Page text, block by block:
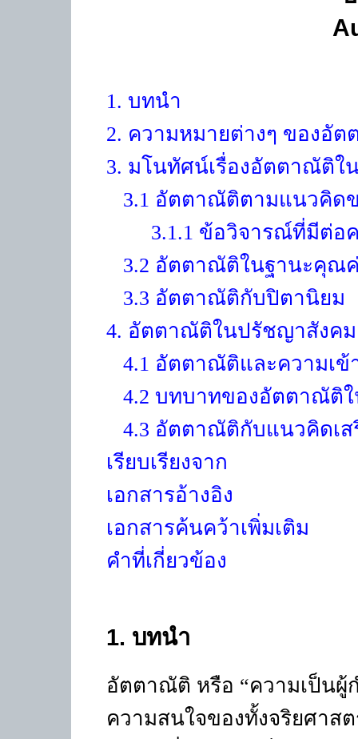
1. บทนำ
2. ความหมายต่างๆ ของอั
3. มโนทัศน์เรื่องอัตตาณัติใ
3.1 อัตตาณัติตามแนวคิด
3.1.1 ข้อวิจารณ์ที่มีต่อ
3.2 อัตตาณัติในฐานะคุณ
3.3 อัตตาณัติกับปิตานิยม
4. อัตตาณัติในปรัชญาสังคม
4.1 อัตตาณัติและความเข้
4.2 บทบาทของอัตตาณัติ
4.3 อัตตาณัติกับแนวคิดเส
เรียบเรียงจาก
เอกสารอ้างอิง
เอกสารค้นคว้าเพิ่มเติม
คำที่เกี่ยวข้อง
1. บทนำ
อัตตาณัติ หรือ “ความเป็นผู้
ความสนใจของทั้งจริยศาส